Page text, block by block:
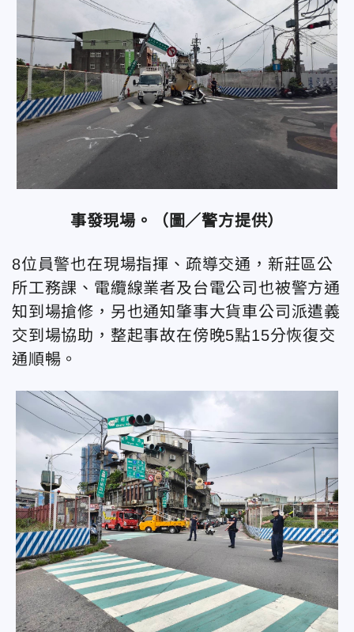
事發現場。（圖／警方提供）
8位員警也在現場指揮、疏導交通，新莊區公
所工務課、電纜線業者及台電公司也被警方通
知到場搶修，另也通知肇事大貨車公司派遣義
交到場協助，整起事故在傍晚5點15分恢復交
通順暢。